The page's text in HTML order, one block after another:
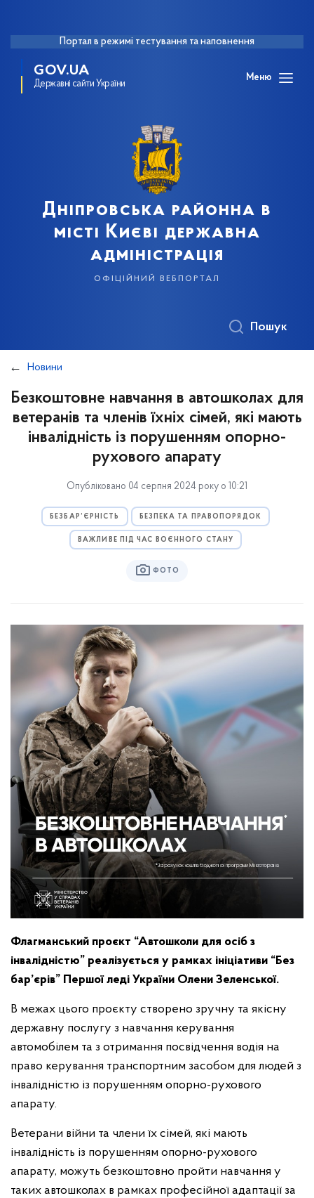
Портал в режимі тестування та наповнення
GOV.UA
Державні сайти України
Меню
Дніпровська районна в
місті Києві державна
адміністрація
офіційний вебпортал
Пошук
Новини
Безкоштовне навчання в автошколах для
ветеранів та членів їхніх сімей, які мають
інвалідність із порушенням опорно-
рухового апарату
Опубліковано 04 серпня 2024 року о 10:21
БЕЗБАР’ЄРНІСТЬ БЕЗПЕКА ТА ПРАВОПОРЯДОК
ВАЖЛИВЕ ПІД ЧАС ВОЄННОГО СТАНУ
ФОТО
Флагманський проєкт “Автошколи для осіб з
інвалідністю” реалізується у рамках ініціативи “Без
бар’єрів” Першої леді України Олени Зеленської.
В межах цього проєкту створено зручну та якісну
державну послугу з навчання керування
автомобілем та з отримання посвідчення водія на
право керування транспортним засобом для людей з
інвалідністю із порушенням опорно-рухового
апарату.
Ветерани війни та члени їх сімей, які мають
інвалідність із порушенням опорно-рухового
апарату, можуть безкоштовно пройти навчання у
таких автошколах в рамках професійної адаптації за